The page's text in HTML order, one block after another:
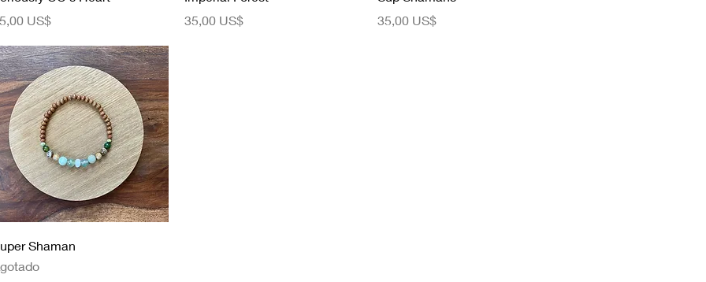
US$
Precio
35,00 US$
Precio
35,00 US$
Vista rápida
Shaman